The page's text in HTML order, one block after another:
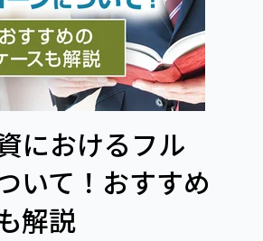
におけるフル
いて！おすすめ
解説